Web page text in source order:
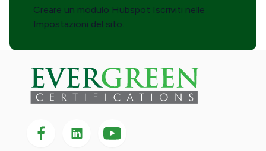
Creare un modulo Hubspot Iscriviti nelle
Impostazioni del sito.
Seguici su Facebook
Seguici su LinkedIn
Seguici
su